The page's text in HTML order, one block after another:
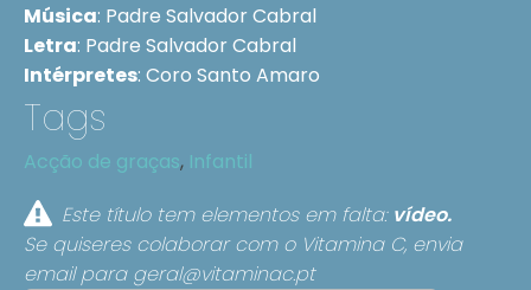
Música: Padre Salvador Cabral
Letra: Padre Salvador Cabral
Intérpretes: Coro Santo Amaro
Tags
Acção de graças, Infantil
Este título tem elementos em falta: vídeo.
Se quiseres colaborar com o Vitamina C, envia
email para geral@vitaminac.pt